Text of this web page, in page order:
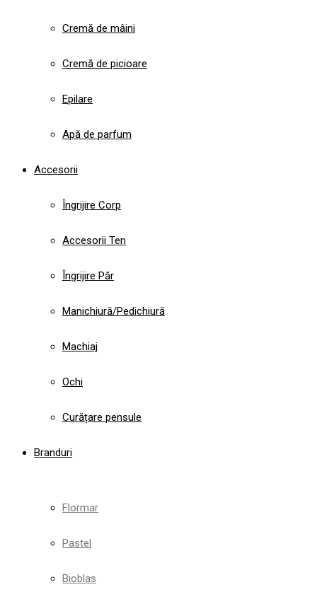
Cremă de mâini
Cremă de picioare
Epilare
Apă de parfum
Accesorii
Îngrijire Corp
Accesorii Ten
Îngrijire Păr
Manichiură/Pedichiură
Machiaj
Ochi
Curățare pensule
Branduri
Flormar
Pastel
Bioblas